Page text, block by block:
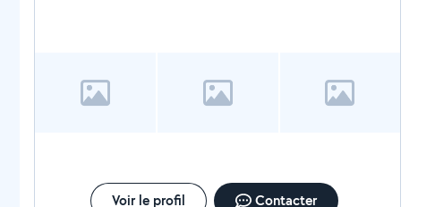
Voir le profil Contacter